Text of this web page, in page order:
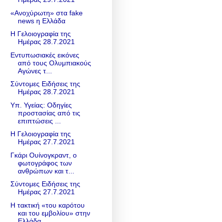
«Ανοχύρωτη» στα fake
news η Ελλάδα
Η Γελοιογραφία της
Ημέρας 28.7.2021
Εντυπωσιακές εικόνες
από τους Ολυμπιακούς
Αγώνες τ...
Σύντομες Ειδήσεις της
Ημέρας 28.7.2021
Υπ. Υγείας: Οδηγίες
προστασίας από τις
επιπτώσεις ...
Η Γελοιογραφία της
Ημέρας 27.7.2021
Γκάρι Ουίνογκραντ, ο
φωτογράφος των
ανθρώπων και τ...
Σύντομες Ειδήσεις της
Ημέρας 27.7.2021
Η τακτική «του καρότου
και του εμβολίου» στην